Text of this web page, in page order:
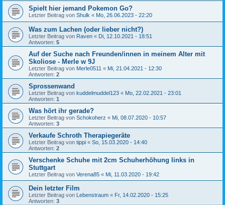
Spielt hier jemand Pokemon Go?
Letzter Beitrag von Shulk « Mo, 26.06.2023 - 22:20
Was zum Lachen (oder lieber nicht?)
Letzter Beitrag von Raven « Di, 12.10.2021 - 18:51
Antworten: 5
Auf der Suche nach Freunden/innen in meinem Alter mit
Skoliose - Merle w 9J
Letzter Beitrag von Merle0511 « Mi, 21.04.2021 - 12:30
Antworten: 2
Sprossenwand
Letzter Beitrag von kuddelmuddel123 « Mo, 22.02.2021 - 23:01
Antworten: 1
Was hört ihr gerade?
Letzter Beitrag von Schokoherz « Mi, 08.07.2020 - 10:57
Antworten: 3
Verkaufe Schroth Therapiegeräte
Letzter Beitrag von tippi « So, 15.03.2020 - 14:40
Antworten: 2
Verschenke Schuhe mit 2cm Schuherhöhung links in
Stuttgart
Letzter Beitrag von Verena85 « Mi, 11.03.2020 - 19:42
Dein letzter Film
Letzter Beitrag von Lebenstraum « Fr, 14.02.2020 - 15:25
Antworten: 3